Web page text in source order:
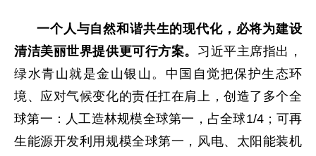
一个人与自然和谐共生的现代化，必将为建设
清洁美丽世界提供更可行方案。 习近平主席指出，
绿水青山就是金山银山。中国自觉把保护生态环
境、应对气候变化的责任扛在肩上，创造了多个全
球第一：人工造林规模全球第一，占全球1/4；可再
生能源开发利用规模全球第一，风电、太阳能装机